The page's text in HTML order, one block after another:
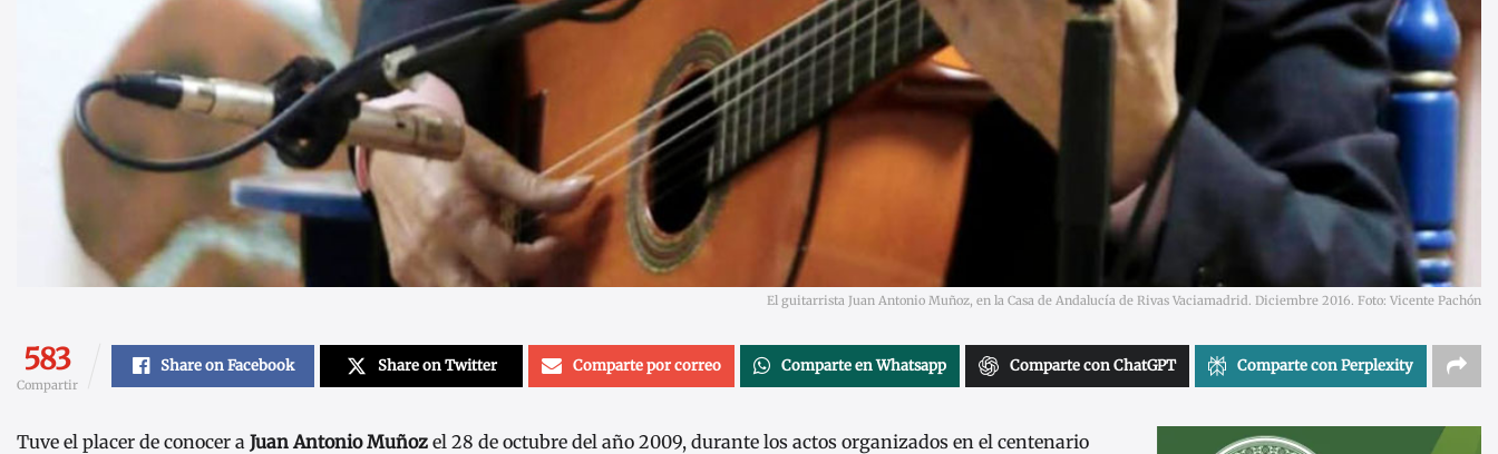
El guitarrista Juan Antonio Muñoz, en la Casa de Andalucía de Rivas Vaciamadrid. Diciembre 2016. Foto: Vicente Pachón
583
Compartir
Share on Facebook Share on Twitter Comparte por correo Comparte en Whatsapp Comparte con ChatGPT Comparte con Perplexity
Tuve el placer de conocer a Juan Antonio Muñoz el 28 de octubre del año 2009, durante los actos organizados en el centenario